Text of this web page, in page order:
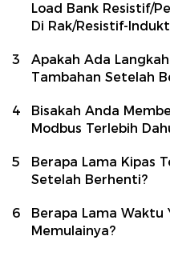
Load Bank Resistif/
Di Rak/Resistif-
3
Apakah Ada
Tambahan Setelah
4
Bisakah Anda
Modbus Terlebih
5
Berapa Lama Kipas
Setelah Berhenti?
6
Berapa Lama
Memulainya?